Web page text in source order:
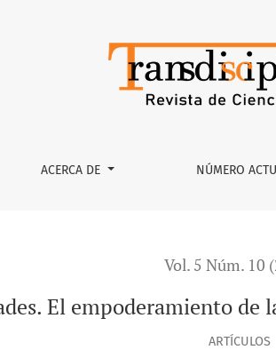
de las mujeres en la citricultura de
ACERCA DE NÚMERO
Vol. 5 Núm. 10
El empoderamiento
ARTÍCULOS